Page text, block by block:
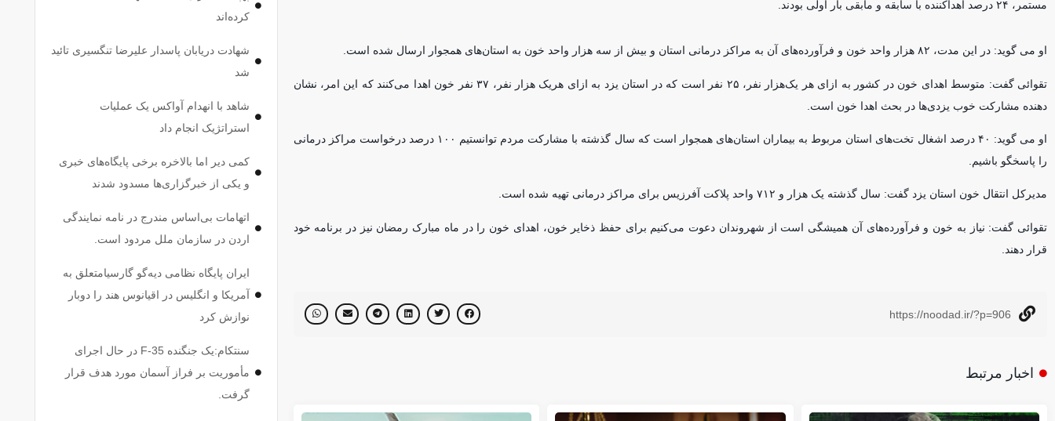
مستمر، ۲۴ درصد اهداکننده با سابقه و مابقی بار اولی بودند.
او می گوید: در این مدت، ۸۲ هزار واحد خون و فرآورده‌های آن به مراکز درمانی استان و بیش از سه هزار واحد خون به استان‌های همجوار ارسال شده است.
تقوائی گفت: متوسط اهدای خون در کشور به ازای هر یک‌هزار نفر، ۲۵ نفر است که در استان یزد به ازای هریک هزار نفر، ۳۷ نفر خون اهدا می‌کنند که این امر، نشان
دهنده مشارکت خوب یزدی‌ها در بحث اهدا خون است.
او می گوید: ۴۰ درصد اشغال تخت‌های استان مربوط به بیماران استان‌های همجوار است که سال گذشته با مشارکت مردم توانستیم ۱۰۰ درصد درخواست مراکز درمانی
را پاسخگو باشیم.
مدیرکل انتقال خون استان یزد گفت: سال گذشته یک هزار و ۷۱۲ واحد پلاکت آفرزیس برای مراکز درمانی تهیه شده است.
تقوائی گفت: نیاز به خون و فرآورده‌های آن همیشگی است از شهروندان دعوت می‌کنیم برای حفظ ذخایر خون، اهدای خون را در ماه مبارک رمضان نیز در برنامه خود
قرار دهند.
https://noodad.ir/?p=906
اخبار مرتبط
کرده‌اند
شهادت دریابان پاسدار علیرضا تنگسیری تائید
شد
شاهد با انهدام آواکس یک عملیات
استراتژیک انجام داد
کمی دیر اما بالاخره برخی پایگاه‌های خبری
و یکی از خبرگزاری‌ها مسدود شدند
اتهامات بی‌اساس مندرج در نامه نمایندگی
اردن در سازمان ملل مردود است.
ایران پایگاه نظامی دیه‌گو گارسیامتعلق به
آمریکا و انگلیس در اقیانوس هند را دوبار
نوازش کرد
سنتکام:یک جنگنده F-35 در حال اجرای
مأموریت بر فراز آسمان مورد هدف قرار
گرفت.